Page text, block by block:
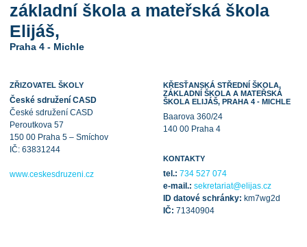
základní škola a mateřská škola
Elijáš,
Praha 4 - Michle
ZŘIZOVATEL ŠKOLY
České sdružení CASD
České sdružení CASD
Peroutkova 57
150 00 Praha 5 – Smíchov
IČ: 63831244
www.ceskesdruzeni.cz
KŘESŤANSKÁ STŘEDNÍ ŠKOLA,
ZÁKLADNÍ ŠKOLA A MATEŘSKÁ
ŠKOLA ELIJÁŠ, PRAHA 4 - MICHLE
Baarova 360/24
140 00 Praha 4
KONTAKTY
tel.: 734 527 074
e-mail.: sekretariat@elijas.cz
ID datové schránky: km7wg2d
IČ: 71340904